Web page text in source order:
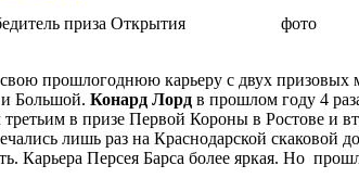
приза Открытия фото
прошлогоднюю карьеру с двух призовых
Большой. Конард Лорд в прошлом году 4
в призе Первой Короны в Ростове и
лишь раз на Краснодарской
Карьера Персея Барса более яркая. Но